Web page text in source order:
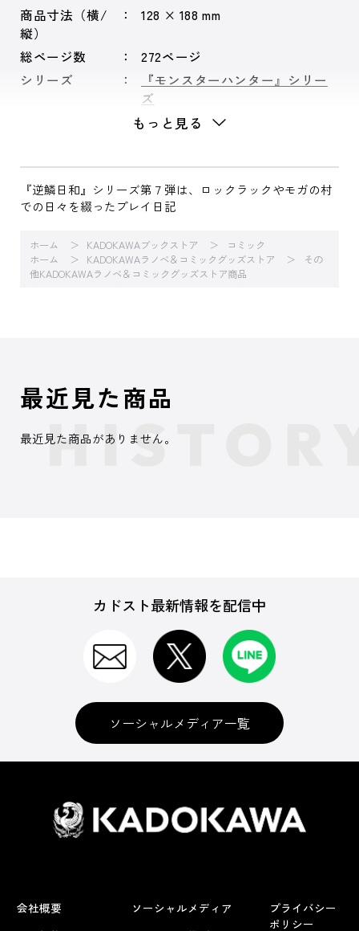
商品寸法（横/
縦）
128 × 188 mm
総ページ数
272ページ
シリーズ
『モンスターハンター』シリー
ズ
もっと見る
『逆鱗日和』シリーズ第７弾は、ロックラックやモガの村
での日々を綴ったプレイ日記
ホーム KADOKAWAブックストア
コミック
ホーム
KADOKAWAラノベ＆コミックグッズストア
その
他KADOKAWAラノベ＆コミックグッズストア商品
最近見た商品
最近見た商品がありません。
カドスト最新情報を配信中
ソーシャルメディア一覧
会社概要
ソーシャルメディア
プライバシー
ポリシー